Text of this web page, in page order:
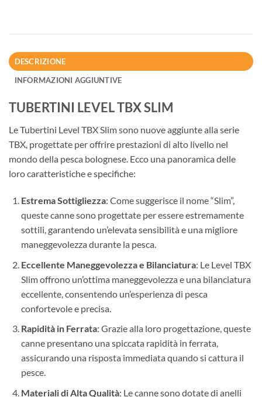
DESCRIZIONE
INFORMAZIONI AGGIUNTIVE
TUBERTINI LEVEL TBX SLIM
Le Tubertini Level TBX Slim sono nuove aggiunte alla serie
TBX, progettate per offrire prestazioni di alto livello nel
mondo della pesca bolognese. Ecco una panoramica delle
loro caratteristiche e specifiche:
Estrema Sottigliezza: Come suggerisce il nome “Slim”,
queste canne sono progettate per essere estremamente
sottili, garantendo un’elevata sensibilità e una migliore
maneggevolezza durante la pesca.
Eccellente Maneggevolezza e Bilanciatura: Le Level TBX
Slim offrono un’ottima maneggevolezza e una bilanciatura
eccellente, consentendo un’esperienza di pesca
confortevole e precisa.
Rapidità in Ferrata: Grazie alla loro progettazione, queste
canne presentano una spiccata rapidità in ferrata,
assicurando una risposta immediata quando si cattura il
pesce.
Materiali di Alta Qualità: Le canne sono dotate di anelli